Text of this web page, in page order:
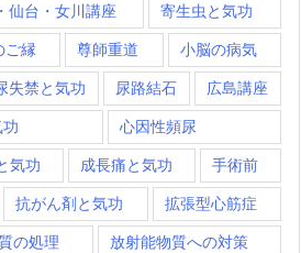
仙台・女川講座 寄生虫と気功
ご縁 尊師重道 小脳の病気
失禁と気功 尿路結石 広島講座
心因性頻尿
気功 成長痛と気功 手術前
抗がん剤と気功 拡張型心筋症
の処理 放射能物質への対策